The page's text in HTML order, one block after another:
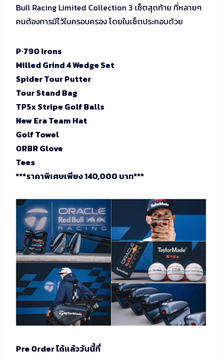
Bull Racing Limited Collection 3 เซ็ตสุดท้าย ที่หลายๆ
คนต้องการมีไว้ในครอบครอง โดยในเซ็ตประกอบด้วย
P·790 Irons
Milled Grind 4 Wedge Set
Spider Tour Putter
Tour Stand Bag
TP5x Stripe Golf Balls
New Era Team Hat
Golf Towel
ORBR Glove
Tees
***ราคาพิเศษเพียง 140,000 บาท***
Pre Order ได้แล้ววันนี้ที่